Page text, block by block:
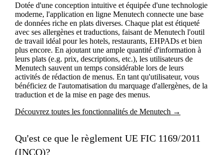
Dotée d'une conception intuitive et équipée d'une technologie
moderne, l'application en ligne Menutech connecte une base
de données riche en plats diverses. Chaque plat est étiqueté
avec ses allergènes et traductions, faisant de Menutech l'outil
de travail idéal pour les hotels, restaurants, EHPADs et bien
plus encore. En ajoutant une ample quantité d'information à
leurs plats (e.g. prix, descriptions, etc.), les utilisateurs de
Menutech sauvent un temps considérable lors de leurs
activités de rédaction de menus. En tant qu'utilisateur, vous
bénéficiez de l'automatisation du marquage d'allergènes, de la
traduction et de la mise en page des menus.
Découvrez toutes les fonctionnalités de Menutech →
Qu'est ce que le règlement UE FIC 1169/2011
(INCO)?